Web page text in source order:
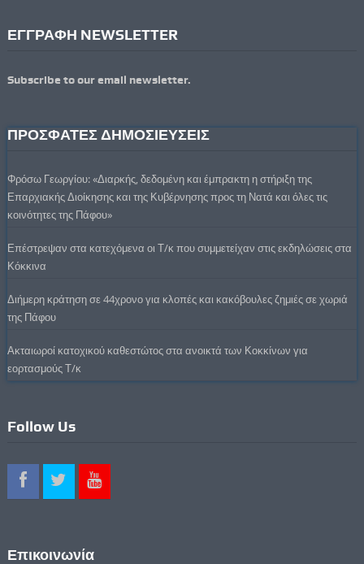
ΕΓΓΡΑΦΗ NEWSLETTER
Subscribe to our email newsletter.
ΠΡΟΣΦΑΤΕΣ ΔΗΜΟΣΙΕΥΣΕΙΣ
Φρόσω Γεωργίου: «Διαρκής, δεδομένη και έμπρακτη η στήριξη της
Επαρχιακής Διοίκησης και της Κυβέρνησης προς τη Νατά και όλες τις
κοινότητες της Πάφου»
Επέστρεψαν στα κατεχόμενα οι Τ/κ που συμμετείχαν στις εκδηλώσεις στα
Κόκκινα
Διήμερη κράτηση σε 44χρονο για κλοπές και κακόβουλες ζημιές σε χωριά
της Πάφου
Ακταιωροί κατοχικού καθεστώτος στα ανοικτά των Κοκκίνων για
εορτασμούς Τ/κ
Follow Us
Επικοινωνία